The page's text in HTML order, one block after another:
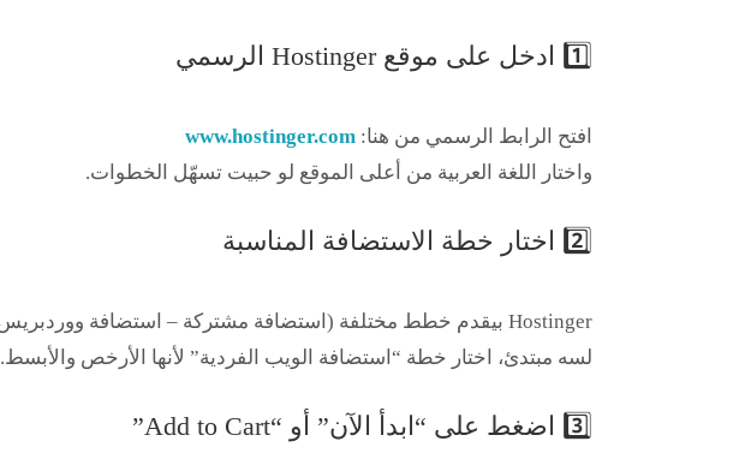
1️⃣ ادخل على موقع Hostinger الرسمي
افتح الرابط الرسمي من هنا: www.hostinger.com
واختار اللغة العربية من أعلى الموقع لو حبيت تسهّل الخطوات.
2️⃣ اختار خطة الاستضافة المناسبة
لسه مبتدئ، اختار خطة “استضافة الويب الفردية” لأنها الأرخص والأبسط.
3️⃣ اضغط على “ابدأ الآن” أو “Add to Cart”